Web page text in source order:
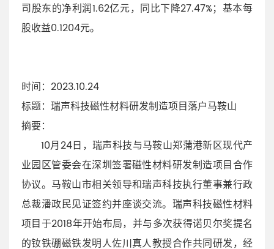
司股东的净利润1.62亿元，同比下降27.47%；基本每
股收益0.1204元。
时间：2023.10.24
标题：瑞声科技磁性材料研发制造项目落户马鞍山
摘要：
10月24日，瑞声科技与马鞍山郑蒲港新区现代产
业园区管委会在深圳签署磁性材料研发制造项目合作
协议。马鞍山市相关领导和瑞声科技执行董事兼行政
总裁潘政民见证签约并座谈交流。瑞声科技磁性材料
项目于2018年开始布局，并与多次获得诺贝尔奖提名
的钕铁硼磁铁发明人佐川真人教授合作共同研发，经